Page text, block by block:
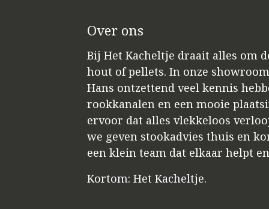
Over ons
Bij Het Kacheltje draait alles om
hout of pellets. In onze
Hans ontzettend veel kennis
rookkanalen en een mooie
ervoor dat alles vlekkeloos
we geven stookadvies thuis en
een klein team dat elkaar helpt
Kortom: Het Kacheltje.